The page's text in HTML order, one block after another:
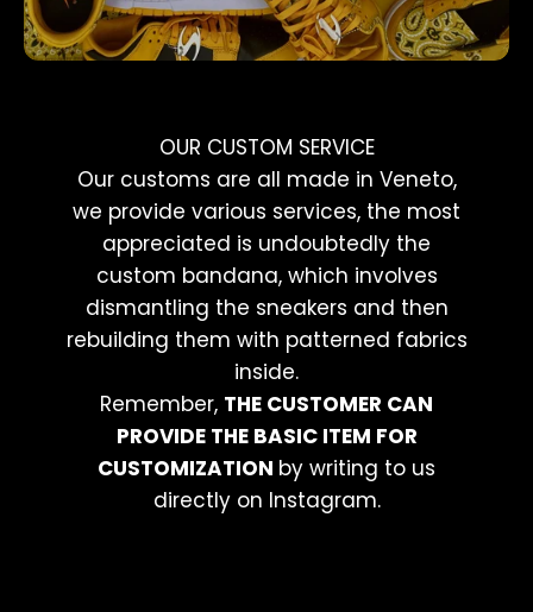
OUR CUSTOM SERVICE
Our customs are all made in Veneto,
we provide various services, the most
appreciated is undoubtedly the
custom bandana, which involves
dismantling the sneakers and then
rebuilding them with patterned fabrics
inside.
Remember, THE CUSTOMER CAN
PROVIDE THE BASIC ITEM FOR
CUSTOMIZATION by writing to us
directly on Instagram.